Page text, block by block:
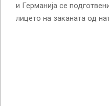
и Германија се
лицето на заканата од